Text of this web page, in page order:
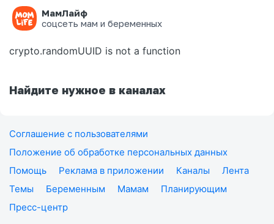
МамЛайф
соцсеть мам и беременных
Ошибка на странице
crypto.randomUUID is not a function
Найдите нужное в каналах
Соглашение с пользователями
Положение об обработке персональных данных
Помощь
Реклама в приложении Каналы
Лента
Темы
Беременным Мамам
Планирующим
Пресс-центр